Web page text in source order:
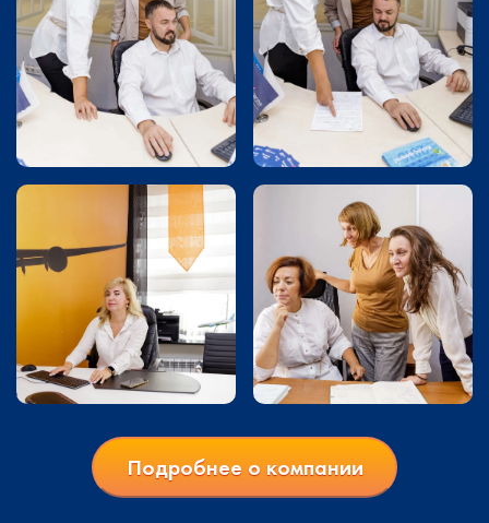
Подробнее о компании